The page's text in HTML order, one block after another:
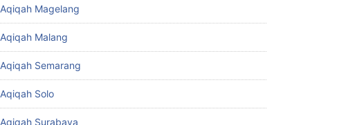
Aqiqah Magelang
Aqiqah Malang
Aqiqah Semarang
Aqiqah Solo
Aqiqah Surabaya